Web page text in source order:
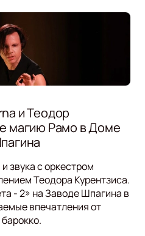
и Теодор
магию Рамо в Доме
звука с оркестром
Теодора Курентзиса.
- 2» на Заводе Шпагина в
впечатления от